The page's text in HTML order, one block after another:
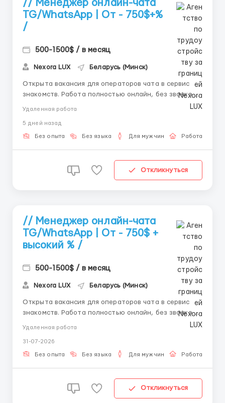
// Менеджер онлайн-чата
TG/WhatsApp | От - 750$+%
/
500-1500$ / в месяц
Nexora LUX Беларусь (Минск)
Открыта вакансия для операторов чата в сервис
знакомств. Работа полностью онлайн, без звонков и
холодных продаж. 💬 Чем предстоит заниматься: —
помощь в формулировании их пожеланий — подбор
наиболее подходящих вариантов знакомств ...
Удаленная работа
5 дней назад
Без опыта Без языка Для мужчин Работа
Откликнуться
// Менеджер онлайн-чата
TG/WhatsApp | От - 750$ +
высокий % /
500-1500$ / в месяц
Nexora LUX Беларусь (Минск)
Открыта вакансия для операторов чата в сервис
знакомств. Работа полностью онлайн, без звонков и
холодных продаж. 💬 Чем предстоит заниматься: —
помощь в формулировании их пожеланий — подбор
наиболее подходящих вариантов знакомств ...
Удаленная работа
31-07-2026
Без опыта Без языка Для мужчин Работа
Откликнуться